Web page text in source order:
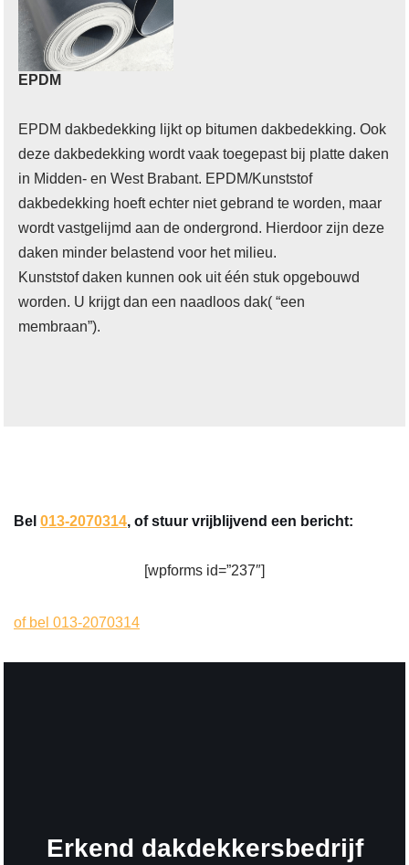
EPDM
EPDM dakbedekking lijkt op bitumen dakbedekking. Ook
deze dakbedekking wordt vaak toegepast bij platte daken
in Midden- en West Brabant. EPDM/Kunststof
dakbedekking hoeft echter niet gebrand te worden, maar
wordt vastgelijmd aan de ondergrond. Hierdoor zijn deze
daken minder belastend voor het milieu.
Kunststof daken kunnen ook uit één stuk opgebouwd
worden. U krijgt dan een naadloos dak( “een
membraan”).
Bel 013-2070314, of stuur vrijblijvend een bericht:
[wpforms id=”237″]
of bel 013-2070314
Erkend dakdekkersbedrijf